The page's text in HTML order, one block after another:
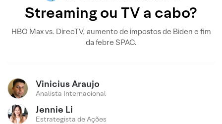
Streaming ou TV a cabo?
HBO Max vs. DirecTV, aumento de impostos de Biden e fim
da febre SPAC.
Vinicius Araujo
Analista Internacional
Jennie Li
Estrategista de Ações